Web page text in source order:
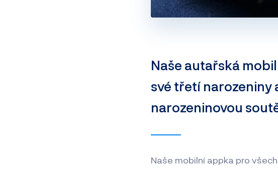
Naše autařská
své třetí narozeniny
narozeninovou
Naše mobilní appka pro